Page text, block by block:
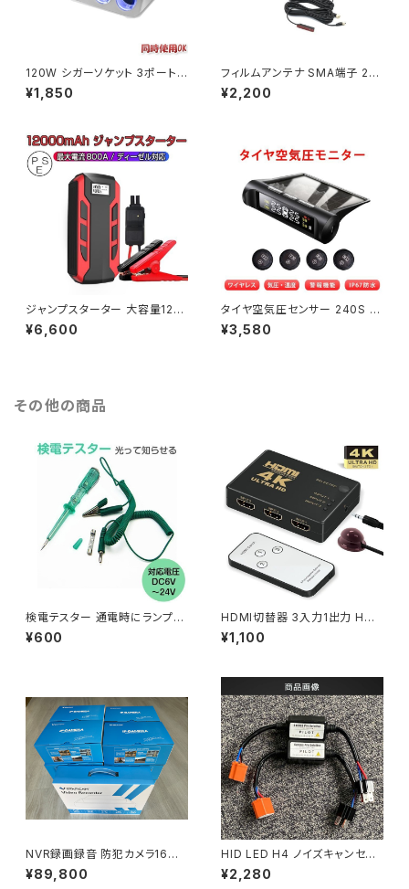
120W シガーソケット 3ポート
シガーソケットとUSB電源を増
設 USB充電カーチャージャー
¥1,850
フィルムアンテナ SMA端子 2本
セット(左右1本ずつ) L型 地デジ
チューナー ワンセグ フルセグ 対
¥2,200
ジャンプスターター 大容量120
00mAh モバイルバッテリー 12
V車 車のバッテリー上がり対策
¥6,600
タイヤ空気圧センサー 240S デ
ィスプレイ タイヤ空気圧監視シ
ステム TPMS ワイヤレス モニ
¥3,580
その他の商品
検電テスター 通電時にランプが
光る DC6V 12V 24V電気製品
検電テスター 送料無料 1ヶ月保
¥600
HDMI切替器 3入力1出力 HD
MI セレクター 4K 2K FHD 3D
映像対応 USB給電ケーブル リ
¥1,100
NVR録画録音 防犯カメラ16台
セット スマホ遠隔監視対応 初期
不良交換保証「NVR-CS58Qx1
¥89,800
HID LED H4 ノイズキャンセラ
ー リレーレス専用 ハイビームイ
ンジケータ不点灯防止用キット2
¥2,280